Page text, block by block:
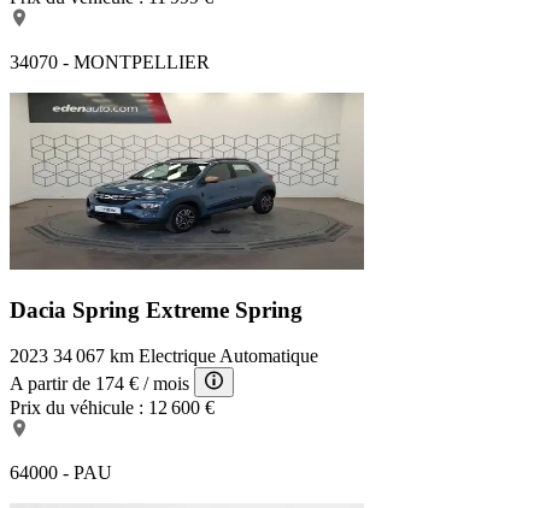
34070 - MONTPELLIER
Dacia Spring Extreme Spring
2023 34 067 km Electrique Automatique
A partir de 174 € / mois
Prix du véhicule : 12 600 €
64000 - PAU